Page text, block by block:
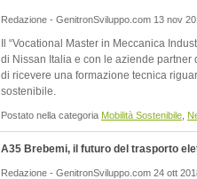
Redazione - GenitronSviluppo.com 13 nov
Il “Vocational Master in Meccanica
di Nissan Italia e con le aziende
di ricevere una formazione tecnica
sostenibile.
Postato nella categoria Mobilità Sostenibile
A35 Brebemi, il futuro del trasporto
Redazione - GenitronSviluppo.com 24 ott